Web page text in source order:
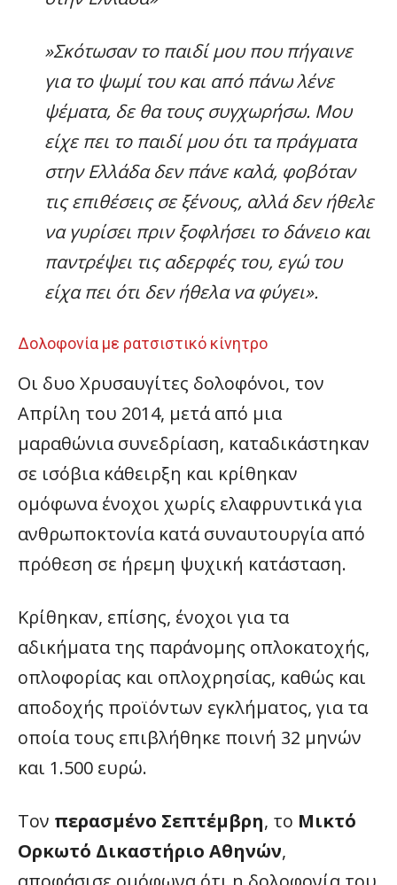
»Σκότωσαν το παιδί μου που πήγαινε
για το ψωμί του και από πάνω λένε
ψέματα, δε θα τους συγχωρήσω. Μου
είχε πει το παιδί μου ότι τα πράγματα
στην Ελλάδα δεν πάνε καλά, φοβόταν
τις επιθέσεις σε ξένους, αλλά δεν ήθελε
να γυρίσει πριν ξοφλήσει το δάνειο και
παντρέψει τις αδερφές του, εγώ του
είχα πει ότι δεν ήθελα να φύγει».
Δολοφονία με ρατσιστικό κίνητρο
Οι δυο Χρυσαυγίτες δολοφόνοι, τον
Απρίλη του 2014, μετά από μια
μαραθώνια συνεδρίαση, καταδικάστηκαν
σε ισόβια κάθειρξη και κρίθηκαν
ομόφωνα ένοχοι χωρίς ελαφρυντικά για
ανθρωποκτονία κατά συναυτουργία από
πρόθεση σε ήρεμη ψυχική κατάσταση.
Κρίθηκαν, επίσης, ένοχοι για τα
αδικήματα της παράνομης οπλοκατοχής,
οπλοφορίας και οπλοχρησίας, καθώς και
αποδοχής προϊόντων εγκλήματος, για τα
οποία τους επιβλήθηκε ποινή 32 μηνών
και 1.500 ευρώ.
Τον περασμένο Σεπτέμβρη, το Μικτό
Ορκωτό Δικαστήριο Αθηνών,